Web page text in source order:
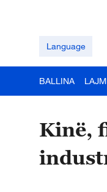
Language
BALLINA
Kinë,